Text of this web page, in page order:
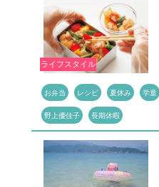
ライフスタイル
お弁当 レシピ 夏休み 学童
野上優佳子 長期休暇